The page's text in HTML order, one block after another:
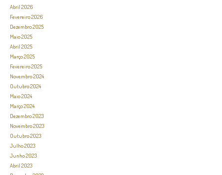
Abril 2026
Fevereiro 2026
Dezembro 2025
Maio 2025
Abril 2025
Março 2025
Fevereiro 2025
Novembro 2024
Outubro 2024
Maio 2024
Março 2024
Dezembro 2023
Novembro 2023
Outubro 2023
Julho 2023
Junho 2023
Abril 2023